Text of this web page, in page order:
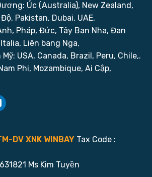
Úc (Australia), New Zealand,
Pakistan, Dubai, UAE,
Pháp, Đức, Tây Ban Nha, Đan
Liên bang Nga,
USA, Canada, Brazil, Peru, Chile,.
Phi, Mozambique, Ai Cập,
DV XNK WINBAY Tax Code :
Ms Kim Tuyền